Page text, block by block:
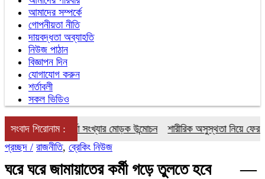
আমাদের সম্পর্কে
গোপনীয়তা নীতি
দায়বদ্ধতা অব্যাহতি
নিউজ পাঠান
বিজ্ঞাপন দিন
যোগাযোগ করুন
শর্তাবলী
সকল ভিডিও
সংবাদ শিরোনাম :
১৭তম বর্ষা সংখ্যার মোড়ক উন্মোচন
শারীরিক অসুস্থতা নিয়ে ফের
প্রচ্ছদ / রাজনীতি, ব্রেকিং নিউজ
ঘরে ঘরে জামায়াতের কর্মী গড়ে তুলতে হবে —